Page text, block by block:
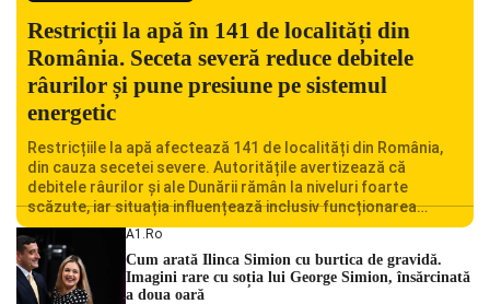
Restricții la apă în 141 de localități din
România. Seceta severă reduce debitele
râurilor și pune presiune pe sistemul
energetic
Restricțiile la apă afectează 141 de localități din România,
din cauza secetei severe. Autoritățile avertizează că
debitele râurilor și ale Dunării rămân la niveluri foarte
scăzute, iar situația influențează inclusiv funcționarea
Centralei Nucleare de la Cernavodă. România se confruntă
cu una dintre cele mai dificile perioade din punct de vedere
hidrologic din ultimii ani. Lipsa […]
A1.ro
Cum arată Ilinca Simion cu burtica de gravidă.
Imagini rare cu soția lui George Simion, însărcinată
a doua oară